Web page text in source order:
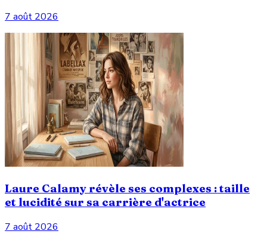
7 août 2026
Laure Calamy révèle ses complexes : taille
et lucidité sur sa carrière d'actrice
7 août 2026